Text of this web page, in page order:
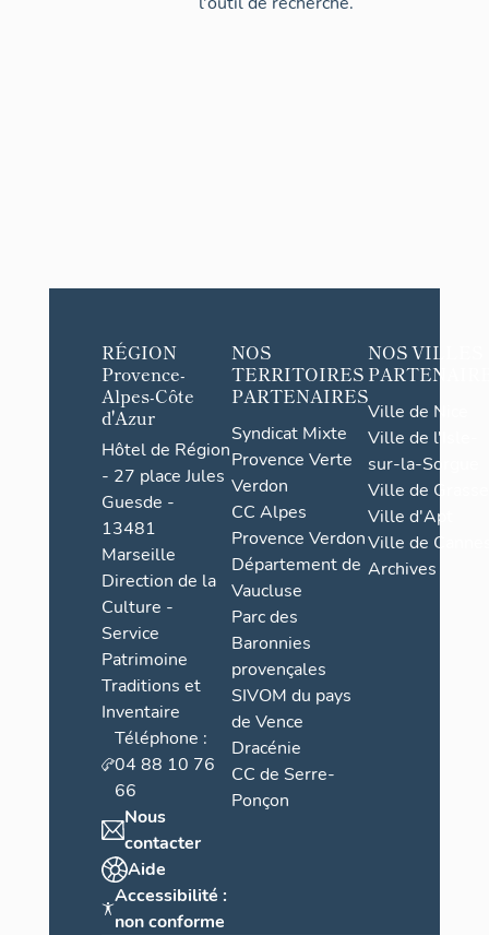
RÉGION
Provence-
Alpes-Côte
d'Azur
Hôtel de Région
- 27 place Jules
Guesde -
13481
Marseille
Direction de la
Culture -
Service
Patrimoine
Traditions et
Inventaire
Téléphone :
04 88 10 76
66
Nous
contacter
Aide
Accessibilité :
non conforme
NOS
TERRITOIRES
PARTENAIRES
Syndicat Mixte
Provence Verte
Verdon
CC Alpes
Provence Verdon
Département de
Vaucluse
Parc des
Baronnies
provençales
SIVOM du pays
de Vence
Dracénie
CC de Serre-
Ponçon
NOS VILLES
Ville de Nice
Ville de l'Isle-
sur-la-Sorgue
Ville de Grasse
Ville d'Apt
Ville de
Archives